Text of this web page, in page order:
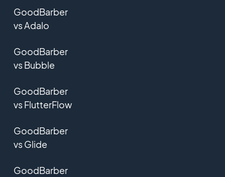
GoodBarber
vs Adalo
GoodBarber
vs Bubble
GoodBarber
vs FlutterFlow
GoodBarber
vs Glide
GoodBarber